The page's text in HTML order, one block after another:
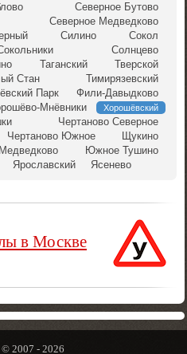
Северное Бутово
Северное Медведково
Силино
Сокол
Солнцево
Таганский
Тверской
Стан
Тимирязевский
Парк
Фили-Давыдково
Мнёвники Хорошёвский
Чертаново Северное
Чертаново Южное
Щукино
Южное Тушино
Ярославский Ясенево
в Москве
2007 - 2026